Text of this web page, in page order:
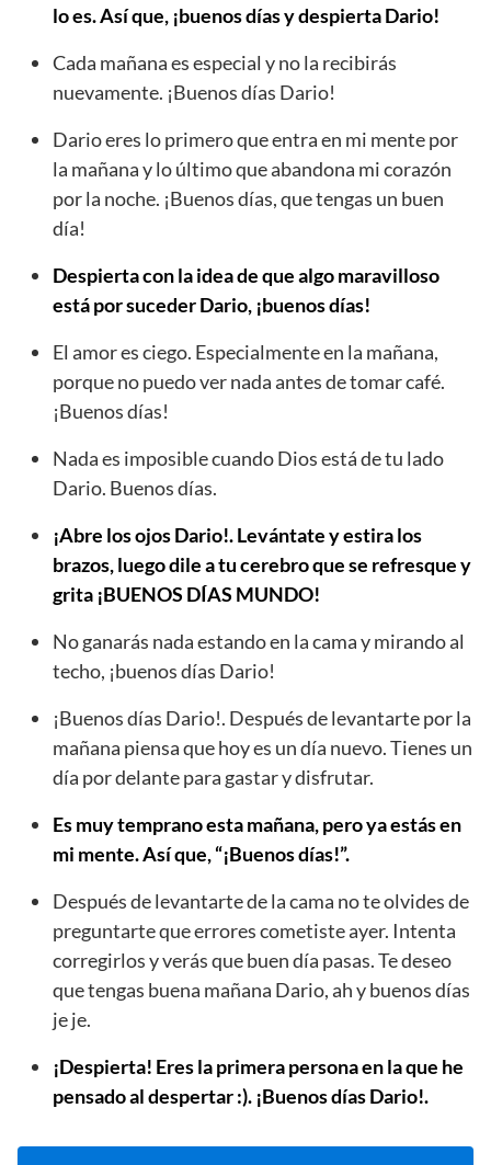
lo es. Así que, ¡buenos días y despierta Dario!
Cada mañana es especial y no la recibirás
nuevamente. ¡Buenos días Dario!
Dario eres lo primero que entra en mi mente por
la mañana y lo último que abandona mi corazón
por la noche. ¡Buenos días, que tengas un buen
día!
Despierta con la idea de que algo maravilloso
está por suceder Dario, ¡buenos días!
El amor es ciego. Especialmente en la mañana,
porque no puedo ver nada antes de tomar café.
¡Buenos días!
Nada es imposible cuando Dios está de tu lado
Dario. Buenos días.
¡Abre los ojos Dario!. Levántate y estira los
brazos, luego dile a tu cerebro que se refresque y
grita ¡BUENOS DÍAS MUNDO!
No ganarás nada estando en la cama y mirando al
techo, ¡buenos días Dario!
¡Buenos días Dario!. Después de levantarte por la
mañana piensa que hoy es un día nuevo. Tienes un
día por delante para gastar y disfrutar.
Es muy temprano esta mañana, pero ya estás en
mi mente. Así que, “¡Buenos días!”.
Después de levantarte de la cama no te olvides de
preguntarte que errores cometiste ayer. Intenta
corregirlos y verás que buen día pasas. Te deseo
que tengas buena mañana Dario, ah y buenos días
je je.
¡Despierta! Eres la primera persona en la que he
pensado al despertar :). ¡Buenos días Dario!.